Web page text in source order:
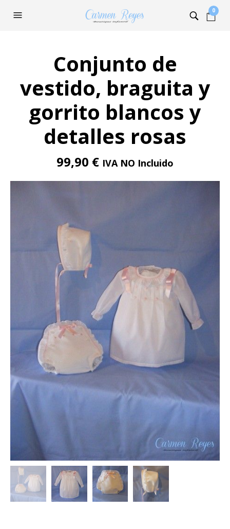
0
Conjunto de
vestido, braguita y
gorrito blancos y
detalles rosas
99,90 € IVA NO Incluido